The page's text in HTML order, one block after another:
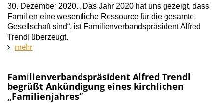
30. Dezember 2020. „Das Jahr 2020 hat uns gezeigt, dass
Familien eine wesentliche Ressource für die gesamte
Gesellschaft sind“, ist Familienverbandspräsident Alfred
Trendl überzeugt.
mehr
Familienverbandspräsident Alfred Trendl
begrüßt Ankündigung eines kirchlichen
„Familienjahres“